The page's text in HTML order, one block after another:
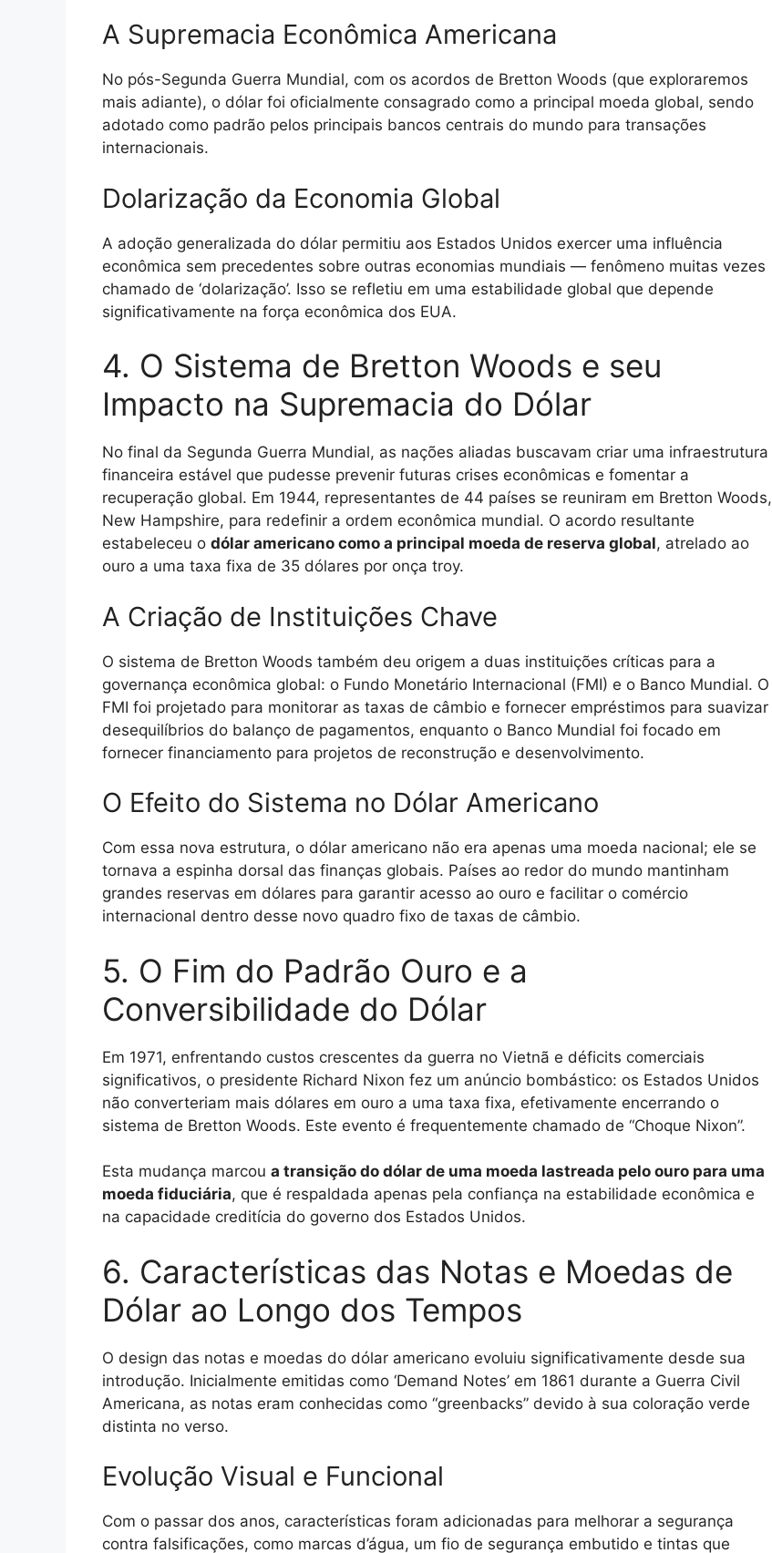
A Supremacia Econômica Americana
No pós-Segunda Guerra Mundial, com os acordos de Bretton Woods (que exploraremos
mais adiante), o dólar foi oficialmente consagrado como a principal moeda global, sendo
adotado como padrão pelos principais bancos centrais do mundo para transações
internacionais.
Dolarização da Economia Global
A adoção generalizada do dólar permitiu aos Estados Unidos exercer uma influência
econômica sem precedentes sobre outras economias mundiais — fenômeno muitas vezes
chamado de ‘dolarização’. Isso se refletiu em uma estabilidade global que depende
significativamente na força econômica dos EUA.
4. O Sistema de Bretton Woods e seu
Impacto na Supremacia do Dólar
No final da Segunda Guerra Mundial, as nações aliadas buscavam criar uma infraestrutura
financeira estável que pudesse prevenir futuras crises econômicas e fomentar a
recuperação global. Em 1944, representantes de 44 países se reuniram em Bretton Woods,
New Hampshire, para redefinir a ordem econômica mundial. O acordo resultante
estabeleceu o dólar americano como a principal moeda de reserva global, atrelado ao
ouro a uma taxa fixa de 35 dólares por onça troy.
A Criação de Instituições Chave
O sistema de Bretton Woods também deu origem a duas instituições críticas para a
governança econômica global: o Fundo Monetário Internacional (FMI) e o Banco Mundial. O
FMI foi projetado para monitorar as taxas de câmbio e fornecer empréstimos para suavizar
desequilíbrios do balanço de pagamentos, enquanto o Banco Mundial foi focado em
fornecer financiamento para projetos de reconstrução e desenvolvimento.
O Efeito do Sistema no Dólar Americano
Com essa nova estrutura, o dólar americano não era apenas uma moeda nacional; ele se
tornava a espinha dorsal das finanças globais. Países ao redor do mundo mantinham
grandes reservas em dólares para garantir acesso ao ouro e facilitar o comércio
internacional dentro desse novo quadro fixo de taxas de câmbio.
5. O Fim do Padrão Ouro e a
Conversibilidade do Dólar
Em 1971, enfrentando custos crescentes da guerra no Vietnã e déficits comerciais
significativos, o presidente Richard Nixon fez um anúncio bombástico: os Estados Unidos
não converteriam mais dólares em ouro a uma taxa fixa, efetivamente encerrando o
sistema de Bretton Woods. Este evento é frequentemente chamado de “Choque Nixon”.
Esta mudança marcou a transição do dólar de uma moeda lastreada pelo ouro para uma
moeda fiduciária, que é respaldada apenas pela confiança na estabilidade econômica e
na capacidade creditícia do governo dos Estados Unidos.
6. Características das Notas e Moedas de
Dólar ao Longo dos Tempos
O design das notas e moedas do dólar americano evoluiu significativamente desde sua
introdução. Inicialmente emitidas como ‘Demand Notes’ em 1861 durante a Guerra Civil
Americana, as notas eram conhecidas como “greenbacks” devido à sua coloração verde
distinta no verso.
Evolução Visual e Funcional
Com o passar dos anos, características foram adicionadas para melhorar a segurança
contra falsificações, como marcas d’água, um fio de segurança embutido e tintas que